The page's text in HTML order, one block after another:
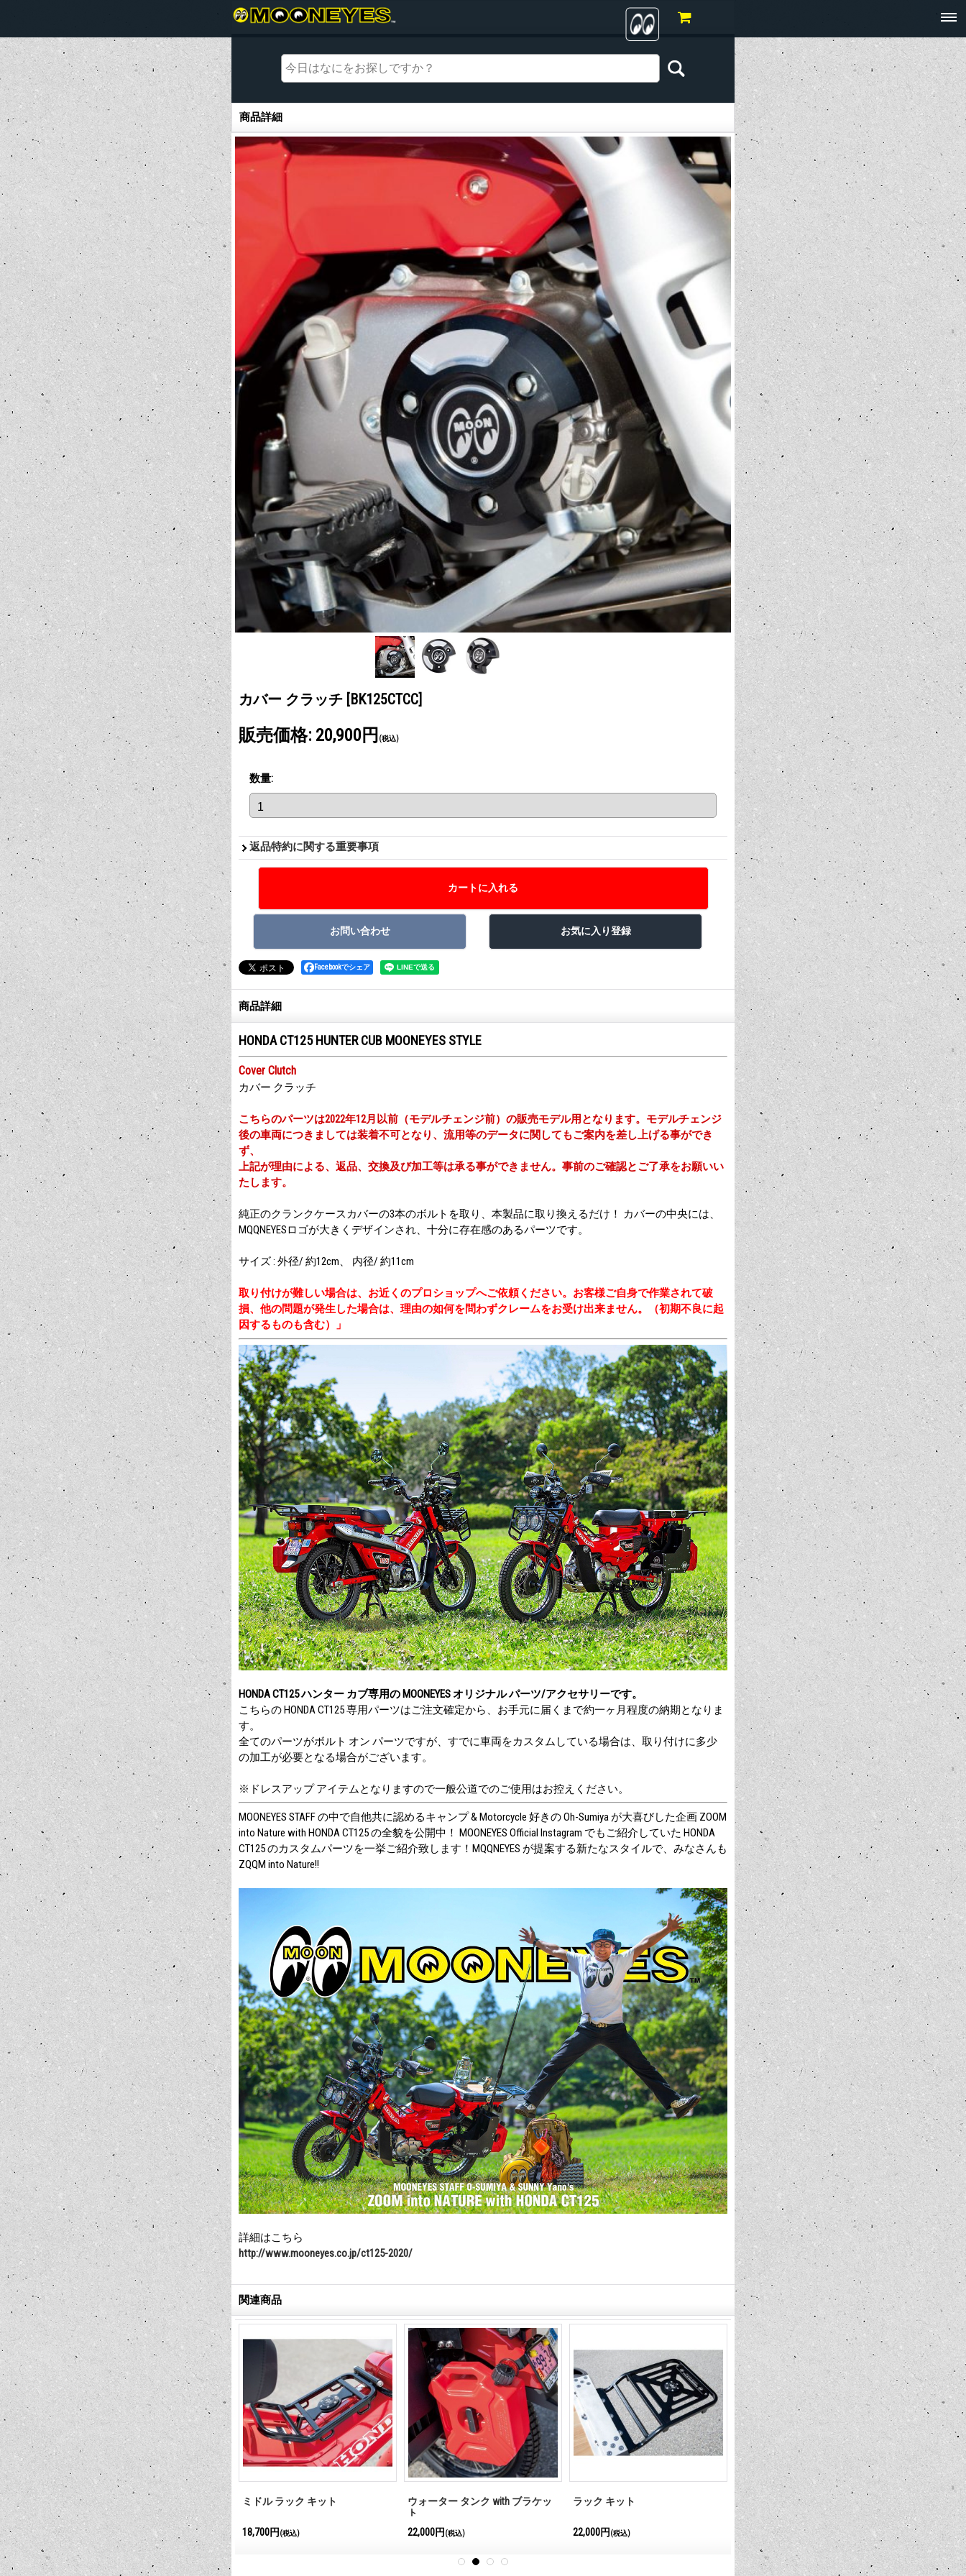
商品詳細
商品詳細
カバー クラッチ [BK125CTCC]
販売価格: 20,900円 (税込)
数量:
返品特約に関する重要事項
Facebookでシェア
商品詳細
HONDA CT125 HUNTER CUB MOONEYES STYLE
Cover Clutch
カバー クラッチ
こちらのパーツは2022年12月以前（モデルチェンジ前）の販売モデル用となります。モデルチェンジ
後の車両につきましては装着不可となり、流用等のデータに関してもご案内を差し上げる事ができ
ず、
上記が理由による、返品、交換及び加工等は承る事ができません。事前のご確認とご了承をお願いい
たします。
純正のクランクケースカバーの3本のボルトを取り、本製品に取り換えるだけ！ カバーの中央には、
MQQNEYESロゴが大きくデザインされ、十分に存在感のあるパーツです。
サイズ : 外径/ 約12cm、 内径/ 約11cm
取り付けが難しい場合は、お近くのプロショップへご依頼ください。お客様ご自身で作業されて破
損、他の問題が発生した場合は、理由の如何を問わずクレームをお受け出来ません。（初期不良に起
因するものも含む）」
HONDA CT125 ハンター カブ専用の MOONEYES オリジナル パーツ/アクセサリーです。
こちらの HONDA CT125 専用パーツはご注文確定から、お手元に届くまで約一ヶ月程度の納期となりま
す。
全てのパーツがボルト オン パーツですが、すでに車両をカスタムしている場合は、取り付けに多少
の加工が必要となる場合がございます。
※ドレスアップ アイテムとなりますので一般公道でのご使用はお控えください。
MOONEYES STAFF の中で自他共に認めるキャンプ & Motorcycle 好きの Oh-Sumiya が大喜びした企画 ZOOM
into Nature with HONDA CT125 の全貌を公開中！ MOONEYES Official Instagram でもご紹介していた HONDA
CT125 のカスタムパーツを一挙ご紹介致します！MQQNEYES が提案する新たなスタイルで、みなさんも
ZQQM into Nature!!
詳細はこちら
http://www.mooneyes.co.jp/ct125-2020/
関連商品
プション ガード プロテクション バンパー
20,350円 (税込)
ミドル ラック キット
18,700円(税込)
ウォーター タンク with ブラケッ
ト
22,000円(税込)
ラック キット
22,000円(税込)
エキゾースト カバー
8,800円 (税込)
キャンプ テ
77,000円 (税込)